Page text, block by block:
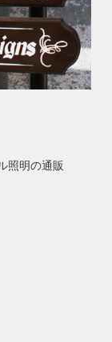
照明の通販